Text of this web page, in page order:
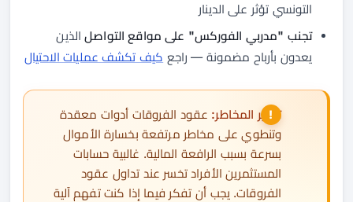
التونسي تؤثر على الدينار
تجنب "مدربي الفوركس" على مواقع التواصلالذين
يعدون بأرباح مضمونة — راجع كيف تكشف عمليات الاحتيال
تحذير المخاطر: عقود الفروقات أدوات معقدة
وتنطوي على مخاطر مرتفعة بخسارة الأموال
بسرعة بسبب الرافعة المالية. غالبية حسابات
المستثمرين الأفراد تخسر عند تداول عقود
الفروقات. يجب أن تفكر فيما إذا كنت تفهم آلية